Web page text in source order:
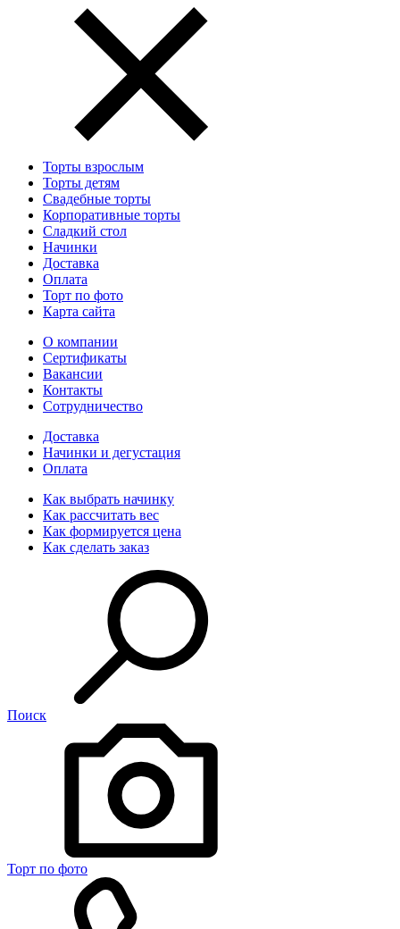
Торты взрослым
Торты детям
Свадебные торты
Корпоративные торты
Сладкий стол
Начинки
Доставка
Оплата
Торт по фото
Карта сайта
О компании
Сертификаты
Вакансии
Контакты
Сотрудничество
Доставка
Начинки и дегустация
Оплата
Как выбрать начинку
Как рассчитать вес
Как формируется цена
Как сделать заказ
Поиск
Торт по фото